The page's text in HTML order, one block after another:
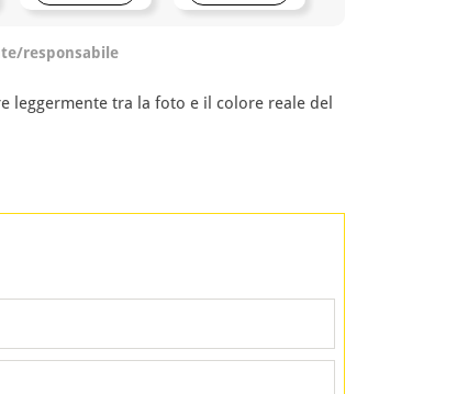
responsabile
leggermente tra la foto e il colore reale del